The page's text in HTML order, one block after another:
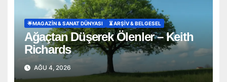
🌟MAGAZIN & SANAT DÜNYASI ⏳ ARŞİV & BELGESEL
Ağaçtan Düşerek Ölenler – Keith
Richards
AĞU 4, 2026